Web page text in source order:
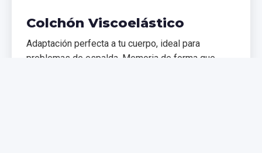
Colchón Viscoelástico
Adaptación perfecta a tu cuerpo, ideal para
problemas de espalda. Memoria de forma que